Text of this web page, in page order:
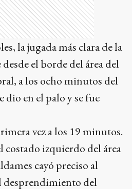
la jugada más clara de la
el borde del área del
a los ocho minutos del
en el palo y se fue
vez a los 19 minutos.
izquierdo del área
cayó preciso al
desprendimiento del